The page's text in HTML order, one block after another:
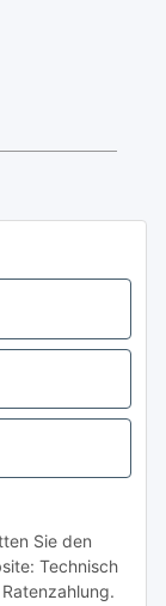
Sie den
Technisch
| Samstag: 09.00
E-Mail über